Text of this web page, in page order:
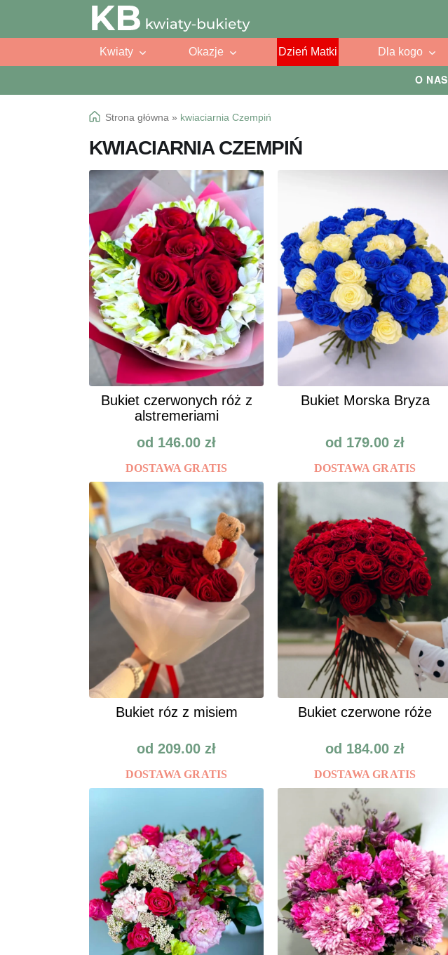
O NAS
Przejdź
do
Przejdź
do
Kwiaty Okazje Dzień Matki Dla kogo
Strona główna » kwiaciarnia Czempiń
KWIACIARNIA CZEMPIŃ
Bukiet czerwonych róż z
alstremeriami
od 146.00 zł
DOSTAWA GRATIS
Bukiet Morska Bryza
od 179.00 zł
DOSTAWA GRATIS
Bukiet róz z misiem
od 209.00 zł
DOSTAWA GRATIS
Bukiet czerwone róże
od 184.00 zł
DOSTAWA GRATIS